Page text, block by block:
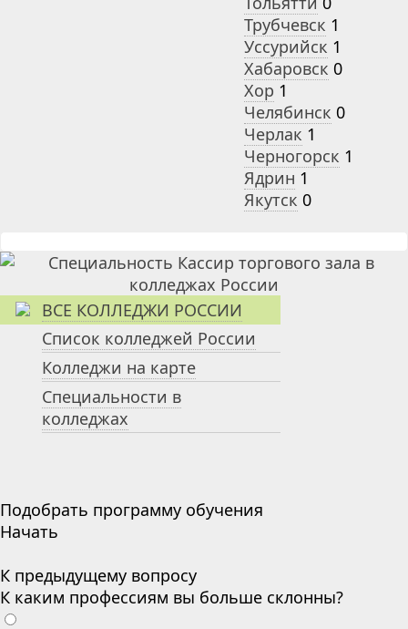
Трубчевск 1
Уссурийск 1
Хабаровск 0
Хор 1
Челябинск 0
Черлак 1
Черногорск 1
Ядрин 1
Якутск 0
ВСЕ КОЛЛЕДЖИ РОССИИ
Список колледжей России
Колледжи на карте
Специальности в
колледжах
Подобрать программу обучения
Начать
К предыдущему вопросу
К каким профессиям вы больше склонны?